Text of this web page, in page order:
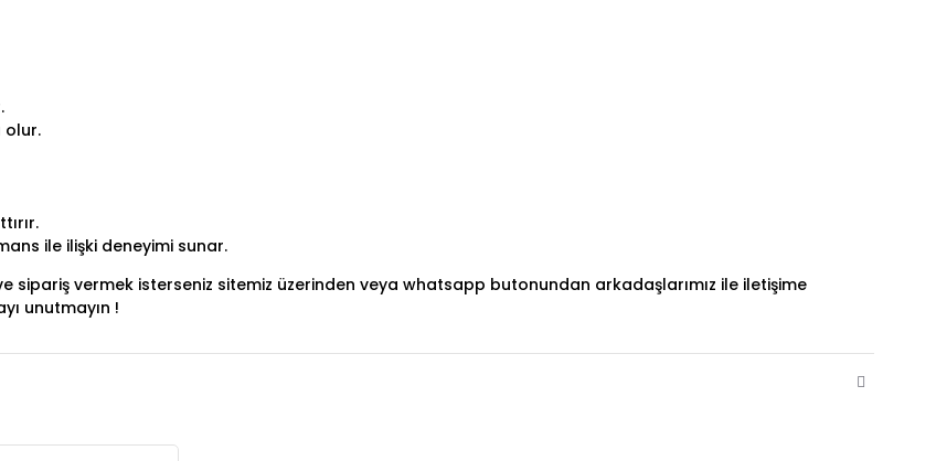
olur.
ile ilişki deneyimi sunar.
sipariş vermek isterseniz sitemiz üzerinden veya whatsapp butonundan arkadaşlarımız ile iletişime
unutmayın !